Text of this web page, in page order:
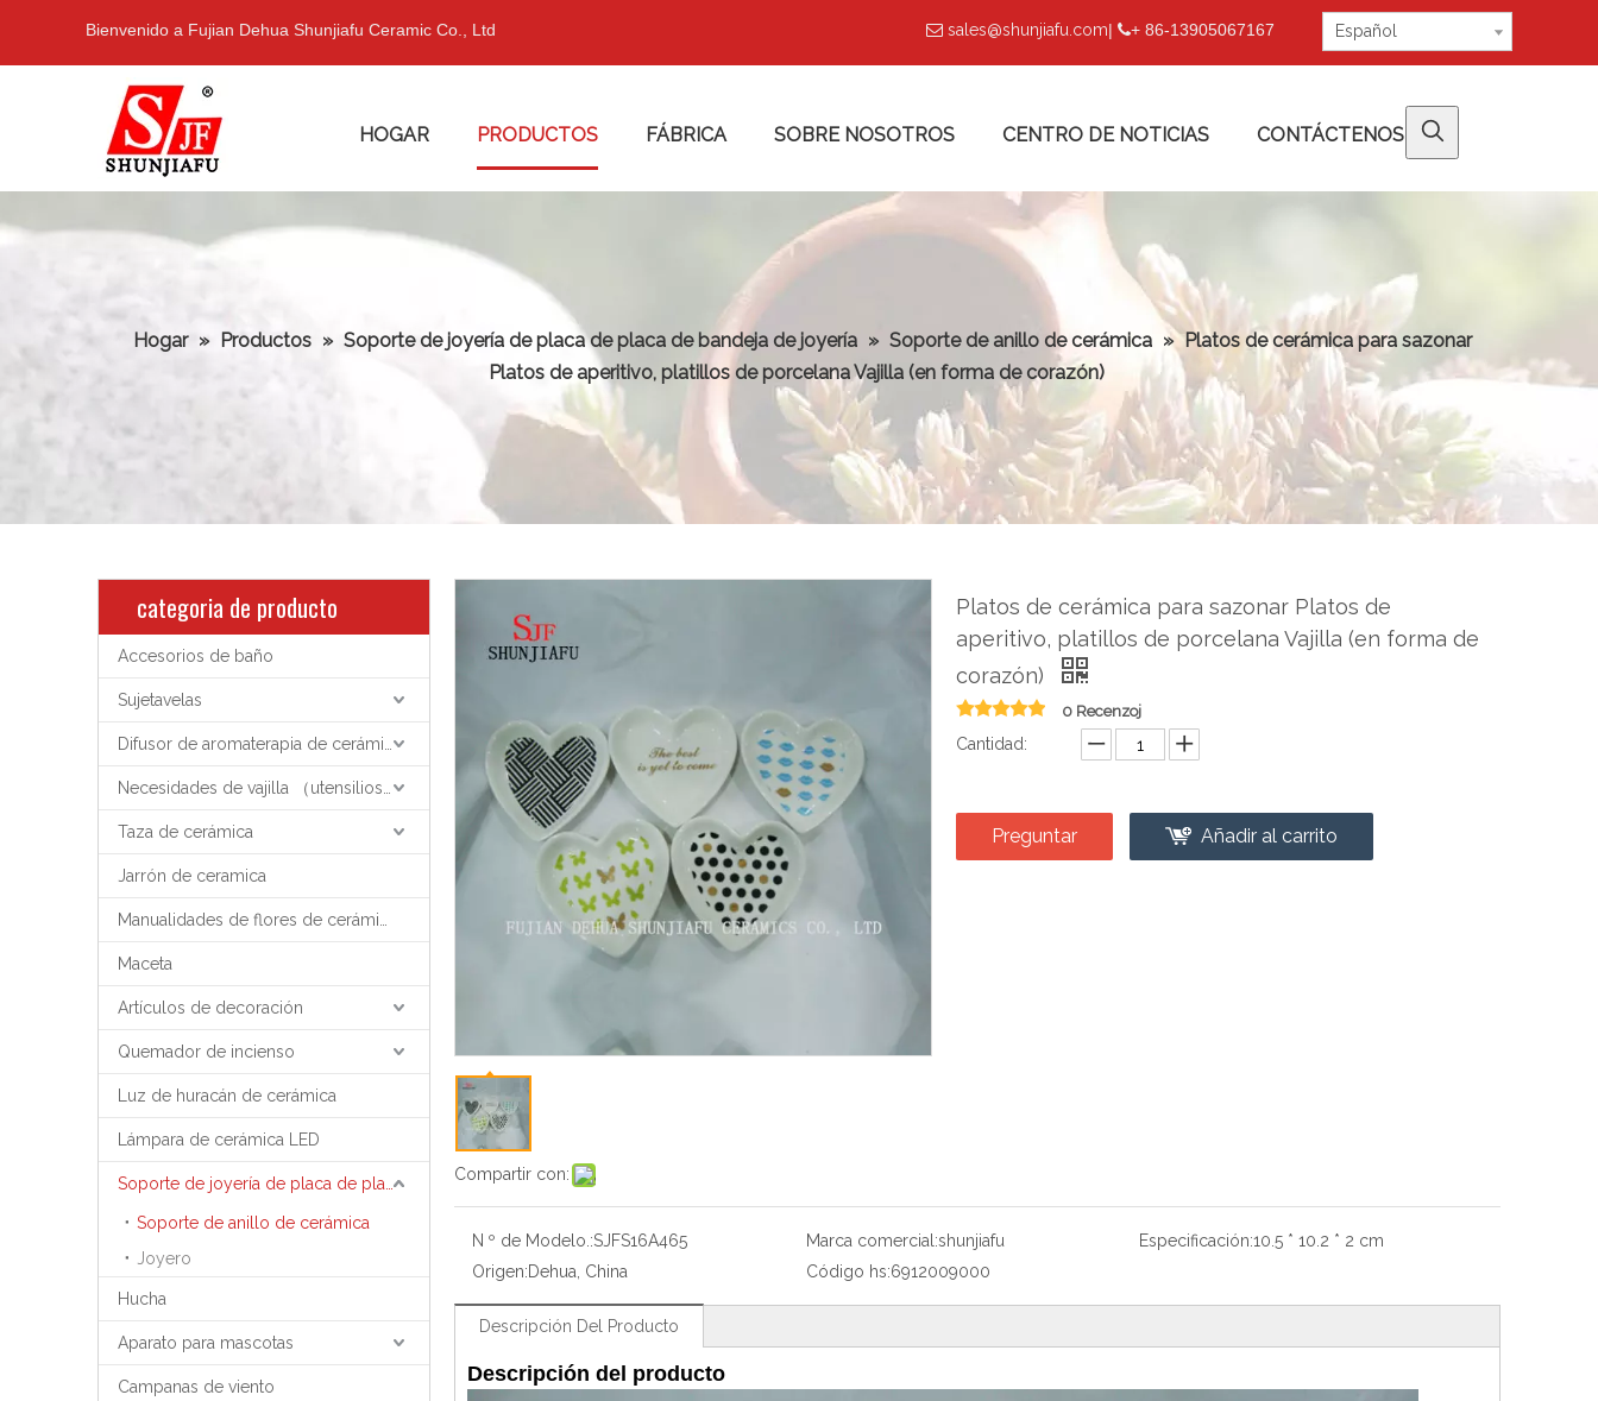
Bienvenido a Fujian Dehua Shunjiafu Ceramic Co., Ltd  sales@shunjiafu.com| + 86-13905067167 Español
HOGAR PRODUCTOS FÁBRICA SOBRE NOSOTROS CENTRO DE NOTICIAS CONTÁCTENOS
Hogar » Productos » Soporte de joyería de placa de placa de bandeja de joyería » Soporte de anillo de cerámica » Platos de cerámica para sazonar
Platos de aperitivo, platillos de porcelana Vajilla (en forma de corazón)
categoria de producto
Accesorios de baño
Sujetavelas
Taza de cerámica
Jarrón de ceramica
Maceta
Artículos de decoración
Quemador de incienso
Luz de huracán de cerámica
Lámpara de cerámica LED
Soporte de anillo de cerámica
Joyero
Hucha
Aparato para mascotas
Campanas de viento
Compartir con:
Platos de cerámica para sazonar Platos de
aperitivo, platillos de porcelana Vajilla (en forma de
corazón)
0 Recenzoj
Cantidad:
Preguntar Añadir al carrito
N º de Modelo.:SJFS16A465 Marca comercial:shunjiafu Especificación:10.5 * 10.2 * 2 cm
Origen:Dehua, China Código hs:6912009000
Descripción Del Producto
Descripción del producto